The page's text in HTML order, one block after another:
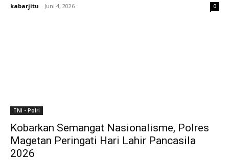
kabarjitu - Juni 4, 2026 0
TNI - Polri
Kobarkan Semangat Nasionalisme, Polres
Magetan Peringati Hari Lahir Pancasila
2026